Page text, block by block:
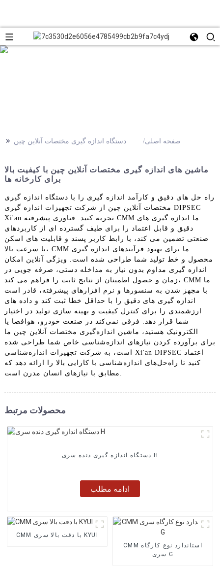
>> صفحه اصلی دستگاه اندازه گیری مختصات آنلاین چین
ماشین های اندازه گیری مختصات آنلاین چین با کیفیت بالا
برای کارخانه ها
راه حل های دقیق و کارآمد اندازه گیری را با دستگاه اندازه گیری
مختصات آنلاین چین از شرکت تجهیزات اندازه گیری DIPSEC
Xi'an تجربه کنید. فناوری پیشرفته CMM ما اندازه گیری های
دقیق و قابل اعتماد را برای طیف گسترده ای از کاربردهای
صنعتی تضمین می کند، با رابط کاربر پسند و قابلیت های اسکن
با سرعت بالا، CMM ما برای بهبود فرآیندهای اندازه گیری
محصول و خط تولید شما طراحی شده است. ویژگی آنلاین امکان
اندازه گیری مداوم بدون نیاز به مداخله دستی، صرفه جویی در
زمان و حصول اطمینان از نتایج ثابت را فراهم می کند، CMM ما
با مجهز شدن به سنسورها و نرم افزارهای پیشرفته، قادر است
اندازه گیری های دقیق را با حداقل خطا ثبت کند و داده های
ارزشمندی را برای کنترل کیفیت و بهینه سازی تولید در اختیار
شما قرار دهد. فرقی نمی‌کند در صنعت خودرو، هوافضا یا
الکترونیک هستید، ماشین اندازه‌گیری مختصات آنلاین چین ما
برای برآورده کردن نیازهای اندازه‌شناسی خاص شما طراحی شده
است، به شرکت تجهیزات اندازه‌شناسی Xi'an DIPSEC اعتماد
کنید تا راه‌حل‌های اندازه‌شناسی با کارایی بالا را ارائه دهد که
محصولات مرتبط
دستگاه اندازه گیری دنده سری H
ادامه مطلب
CMM با دقت بالا سری KYUI
CMM استاندارد نوع کارگاه
سری G